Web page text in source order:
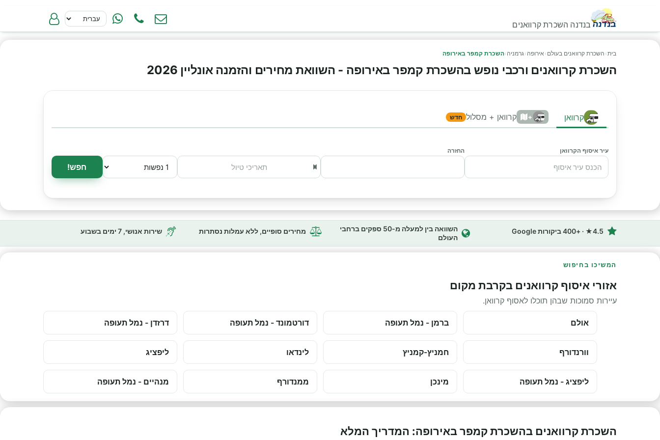
בנדנה השכרת קרוואנים
בית› השכרת קרוואנים בעולם › אירופה ›גרמניה ›השכרת קמפר באירופה
השכרת קרוואנים ורכבי נופש בהשכרת קמפר באירופה - השוואת מחירים והזמנה אונליין 2026
קרוואן + קרוואן + מסלול חדש
עיר איסוף הקרוואן החזרה
חפש!
4.5★ · +400 ביקורות Google
השוואה בין למעלה מ-50 ספקים ברחבי
העולם
מחירים סופיים, ללא עמלות נסתרות שירות אנושי, 7 ימים בשבוע
המשיכו בחיפוש
אזורי איסוף קרוואנים בקרבת מקום
עיירות סמוכות שבהן תוכלו לאסוף קרוואן.
אולם ברמן - נמל תעופה דורטמונד - נמל תעופה דרזדן - נמל תעופה
וורנדורף חמניץ-קמניץ לינדאו ליפציג
ליפציג - נמל תעופה מינכן ממנדורף מנהיים - נמל תעופה
השכרת קרוואנים בהשכרת קמפר באירופה: המדריך המלא